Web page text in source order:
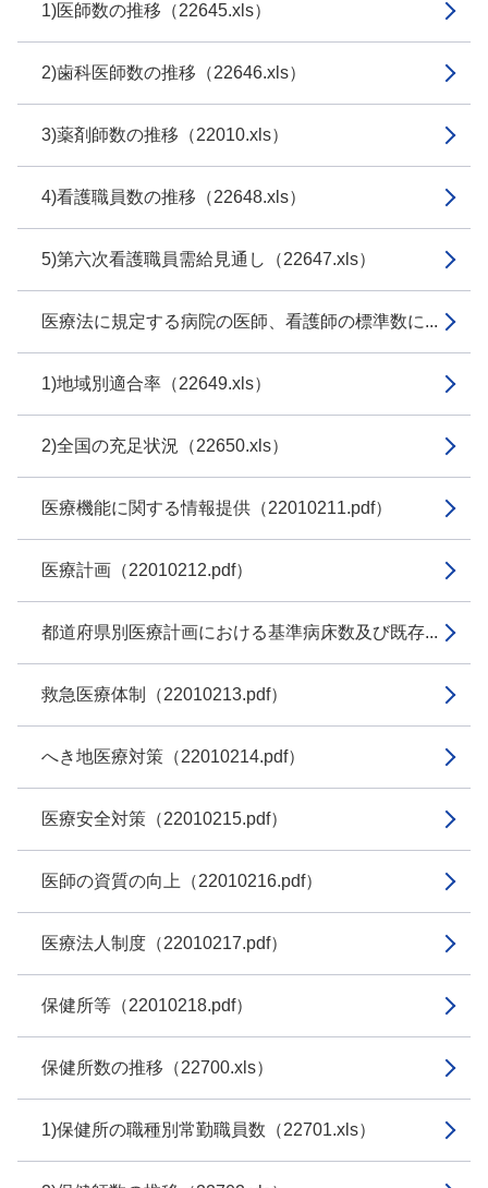
1)医師数の推移（22645.xls）
2)歯科医師数の推移（22646.xls）
3)薬剤師数の推移（22010.xls）
4)看護職員数の推移（22648.xls）
5)第六次看護職員需給見通し（22647.xls）
医療法に規定する病院の医師、看護師の標準数に...
1)地域別適合率（22649.xls）
2)全国の充足状況（22650.xls）
医療機能に関する情報提供（22010211.pdf）
医療計画（22010212.pdf）
都道府県別医療計画における基準病床数及び既存...
救急医療体制（22010213.pdf）
へき地医療対策（22010214.pdf）
医療安全対策（22010215.pdf）
医師の資質の向上（22010216.pdf）
医療法人制度（22010217.pdf）
保健所等（22010218.pdf）
保健所数の推移（22700.xls）
1)保健所の職種別常勤職員数（22701.xls）